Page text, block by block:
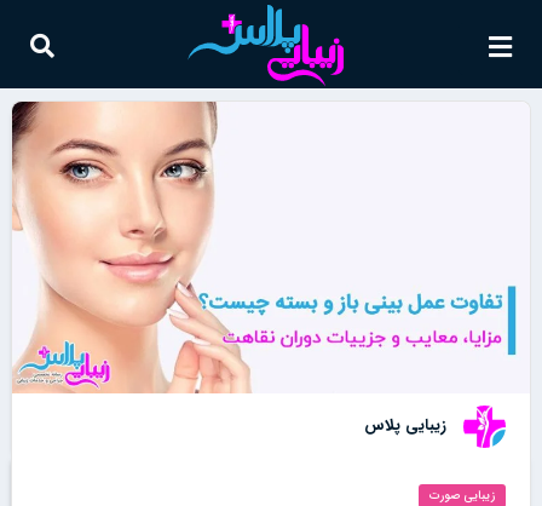
زیبایی پلاس
زیبایی صورت